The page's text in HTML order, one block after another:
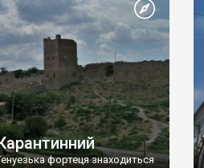
фортеця знаходиться